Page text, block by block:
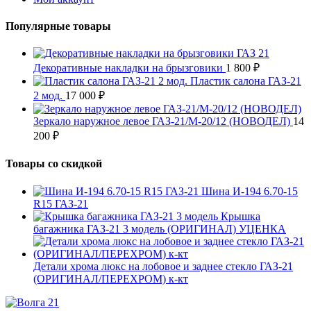
Популярные товары
Декоративные накладки на брызговики 1 800 ₽
Пластик салона ГАЗ-21
2 мод. 17 000 ₽
Зеркало наружное левое ГАЗ-21/М-20/12 (НОВОДЕЛ) 14
200 ₽
Товары со скидкой
Шина И-194 6.70-15
R15 ГАЗ-21
Крышка
багажника ГАЗ-21 3 модель (ОРИГИНАЛ) УЦЕНКА
Детали хрома люкс на лобовое и заднее стекло ГАЗ-21
(ОРИГИНАЛ/ПЕРЕХРОМ) к-кт